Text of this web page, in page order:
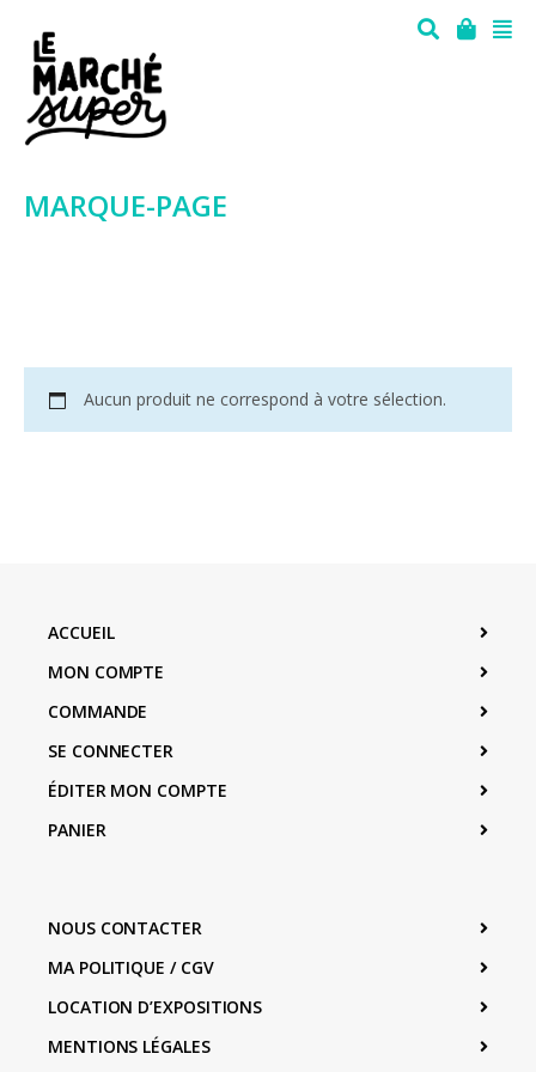
MARQUE-PAGE
Aucun produit ne correspond à votre sélection.
ACCUEIL
MON COMPTE
COMMANDE
SE CONNECTER
ÉDITER MON COMPTE
PANIER
NOUS CONTACTER
MA POLITIQUE / CGV
LOCATION D’EXPOSITIONS
MENTIONS LÉGALES